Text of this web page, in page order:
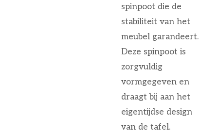
spinpoot die de
stabiliteit van het
meubel garandeert.
Deze spinpoot is
zorgvuldig
vormgegeven en
draagt bij aan het
eigentijdse design
van de tafel.